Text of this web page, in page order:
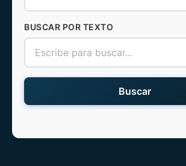
BUSCAR POR TEXTO
Buscar